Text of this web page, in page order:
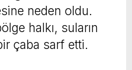
neden oldu.
halkı, suların
çaba sarf etti.